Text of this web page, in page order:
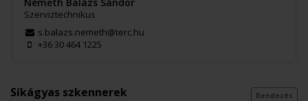
Szerviztechnikus
s.balazs.nemeth@terc.hu
+36 30 464 1225
Síkágyas szkennerek Rendezés